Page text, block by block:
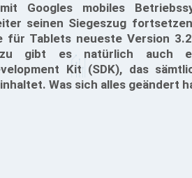
Googles mobiles
seinen Siegeszug
für Tablets neueste Version
gibt es natürlich auch
Kit (SDK), das
Was sich alles geändert